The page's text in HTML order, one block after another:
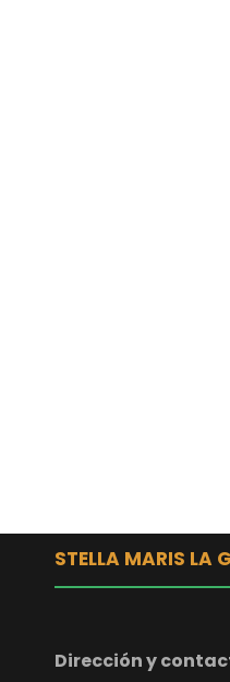
STELLA MARIS LA
Dirección y